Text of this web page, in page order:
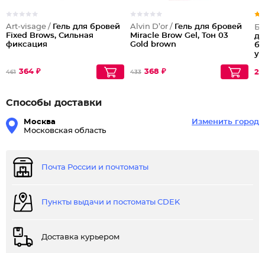
Art-visage / Гель для бровей
Fixed Brows, Сильная
фиксация
461 364 ₽
Alvin D’or / Гель для бровей
Miracle Brow Gel, Тон 03
Gold brown
433 368 ₽
Способы доставки
Москва
Московская область
Изменить город
Почта России и почтоматы
Пункты выдачи и постоматы CDEK
Доставка курьером